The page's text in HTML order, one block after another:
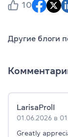
10
Другие блоги
LarisaProlI
01.06.2026 в
Greatly